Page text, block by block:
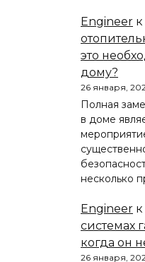
Engineer к
это
дому?
26 января,
Полная
в доме
несколько
Engineer к
системах
когда он
26 января,